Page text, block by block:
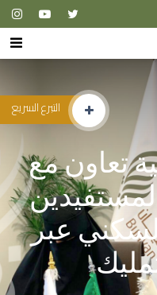
التبرع السريع
تعاون مع
عبر